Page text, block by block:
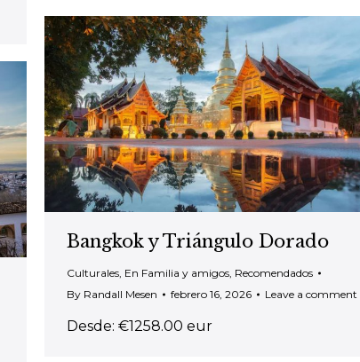
Bangkok y Triángulo Dorado
Culturales En Familia y amigos Recomendados
By Randall Mesen febrero 16, 2026 Leave a comment
Desde: €1258.00 eur